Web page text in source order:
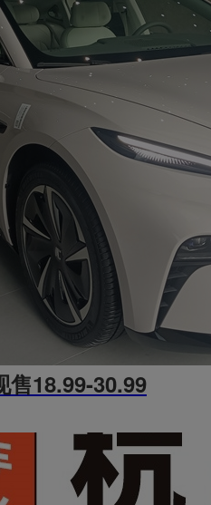
售18.99-30.99